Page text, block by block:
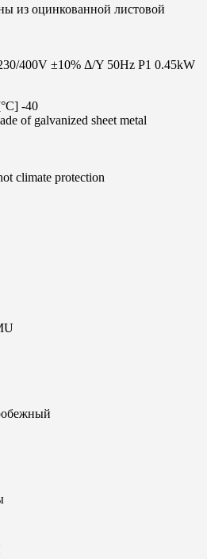
из оцинкованной листовой
400V ±10% Δ/Y 50Hz P1 0.45kW
-40
of galvanized sheet metal
climate protection